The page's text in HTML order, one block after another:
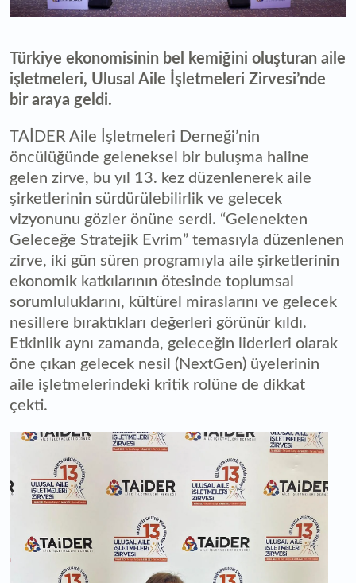
Türkiye ekonomisinin bel kemiğini oluşturan aile
işletmeleri, Ulusal Aile İşletmeleri Zirvesi’nde
bir araya geldi.
TAİDER Aile İşletmeleri Derneği’nin
öncülüğünde geleneksel bir buluşma haline
gelen zirve, bu yıl 13. kez düzenlenerek aile
şirketlerinin sürdürülebilirlik ve gelecek
vizyonunu gözler önüne serdi. “Gelenekten
Geleceğe Stratejik Evrim” temasıyla düzenlenen
zirve, iki gün süren programıyla aile şirketlerinin
ekonomik katkılarının ötesinde toplumsal
sorumluluklarını, kültürel miraslarını ve gelecek
nesillere bıraktıkları değerleri görünür kıldı.
Etkinlik aynı zamanda, geleceğin liderleri olarak
öne çıkan gelecek nesil (NextGen) üyelerinin
aile işletmelerindeki kritik rolüne de dikkat
çekti.